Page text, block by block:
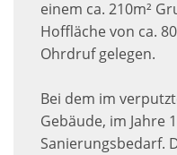
einem ca. 210m²
Hoffläche von ca.
Ohrdruf gelegen.
Bei dem im
Gebäude, im Jahre
Sanierungsbedarf.